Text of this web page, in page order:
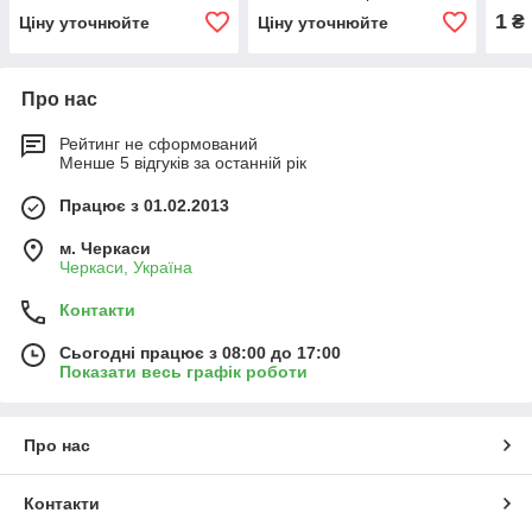
Ціну уточнюйте
Ціну уточнюйте
1 ₴
Про нас
Рейтинг не сформований
Менше 5 відгуків за останній рік
Працює з 01.02.2013
м. Черкаси
Черкаси, Україна
Контакти
Сьогодні працює з 08:00 до 17:00
Показати весь графік роботи
Про нас
Контакти